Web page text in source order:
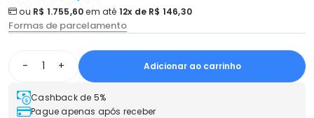
ou R$ 1.755,60em até 12x de R$ 146,30
Formas de parcelamento
- + Adicionar ao carrinho
Cashback de 5%
Pague apenas após receber